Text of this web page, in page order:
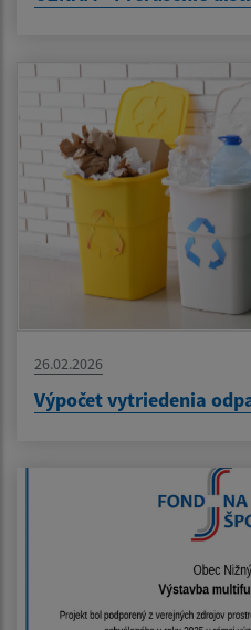
26.02.2026
Výpočet vytriedenia